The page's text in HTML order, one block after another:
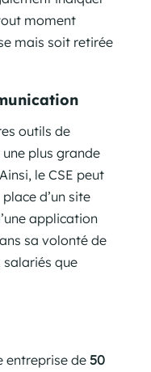
moment
mais soit retirée
outils de
plus grande
le CSE peut
d’un site
application
sa volonté de
que
entreprise de 50